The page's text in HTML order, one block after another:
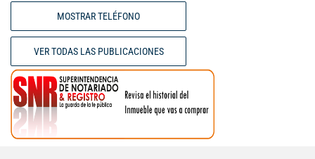
MOSTRAR TELÉFONO
VER TODAS LAS PUBLICACIONES